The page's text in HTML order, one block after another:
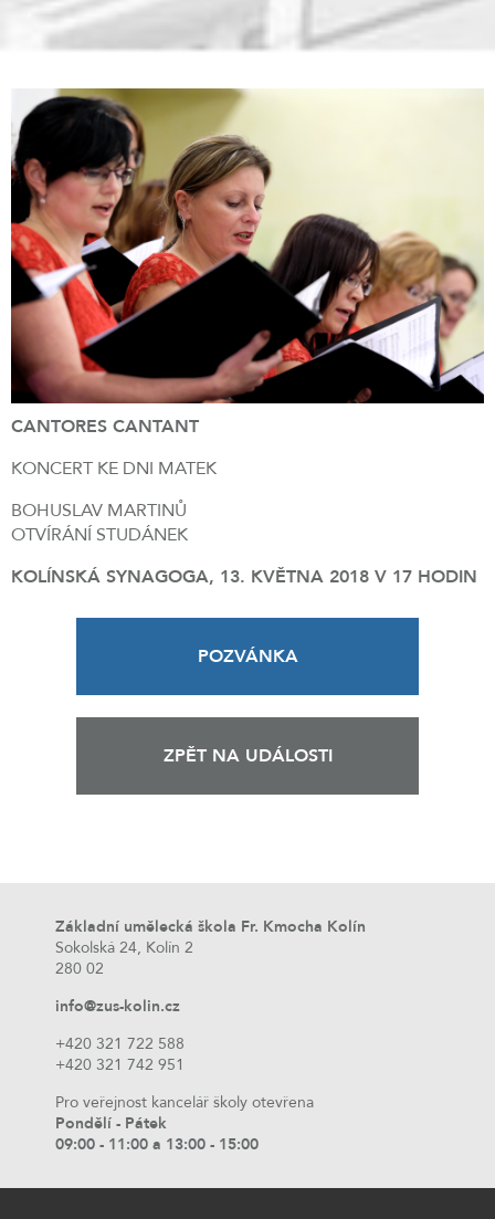
CANTORES CANTANT
KONCERT KE DNI MATEK
BOHUSLAV MARTINŮ
OTVÍRÁNÍ STUDÁNEK
KOLÍNSKÁ SYNAGOGA, 13. KVĚTNA 2018 V 17 HODIN
POZVÁNKA
ZPĚT NA UDÁLOSTI
Základní umělecká škola Fr. Kmocha Kolín
Sokolská 24, Kolín 2
280 02
info@zus-kolin.cz
+420 321 722 588
+420 321 742 951
Pro veřejnost kancelář školy otevřena
Pondělí - Pátek
09:00 - 11:00 a 13:00 - 15:00